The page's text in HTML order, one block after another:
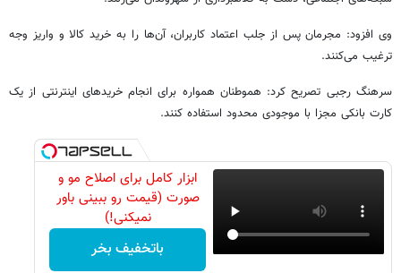
وی افزود: مجرمان پس از جلب اعتماد کاربران، آن‌ها را به خرید کالا و واریز وجه
ترغیب می‌کنند.
سرهنگ رجبی تصریح کرد: هموطنان همواره برای انجام خریدهای اینترنتی از یک
کارت بانکی مجزا با موجودی محدود استفاده کنند.
ابزار کامل برای اصلاح مو و
صورت (قیمت رو ببینی باور
نمیکنی!)
باتخفیف بخر